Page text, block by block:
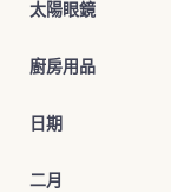
太陽眼鏡
廚房用品
日期
二月